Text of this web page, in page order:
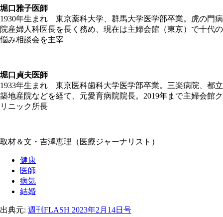
堀口雅子医師
1930年生まれ 東京薬科大学、群馬大学医学部卒業。虎の門病
院産婦人科医長を長く務め、現在は主婦会館（東京）で十代の
悩み相談会を主宰
堀口貞夫医師
1933年生まれ 東京医科歯科大学医学部卒業。三楽病院、都立
築地産院などを経て、元愛育病院院長。2019年まで主婦会館ク
リニック所長
取材＆文・吉澤恵理（医療ジャーナリスト）
健康
医師
病気
結婚
出典元: 週刊FLASH 2023年2月14日号